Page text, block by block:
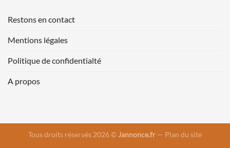
Restons en contact
Mentions légales
Politique de confidentialté
A propos
Tous droits réservés 2026 © Jannonce.fr — Plan du site